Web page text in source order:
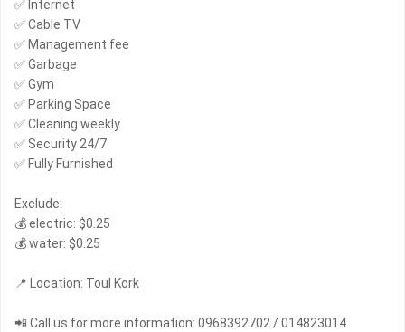
✅ Internet
✅ Cable TV
✅ Management fee
✅ Garbage
✅ Gym
✅ Parking Space
✅ Cleaning weekly
✅ Security 24/7
✅ Fully Furnished
Exclude:
💰 electric: $0.25
💰 water: $0.25
📍 Location: Toul Kork
📲 Call us for more information: 0968392702 / 014823014